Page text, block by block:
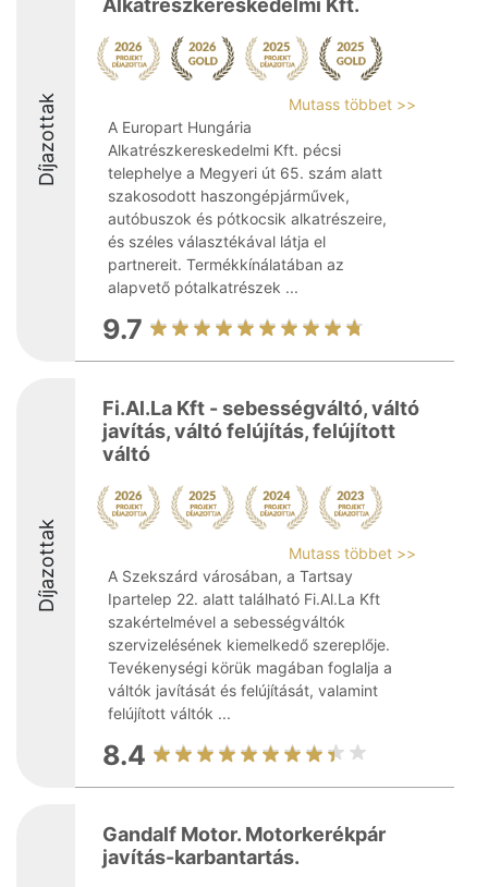
Díjazottak
Alkatrészkereskedelmi Kft.
Mutass többet >>
A Europart Hungária
Alkatrészkereskedelmi Kft. pécsi
telephelye a Megyeri út 65. szám alatt
szakosodott haszongépjárművek,
autóbuszok és pótkocsik alkatrészeire,
és széles választékával látja el
partnereit. Termékkínálatában az
alapvető pótalkatrészek ...
9.7
Díjazottak
Fi.Al.La Kft - sebességváltó, váltó
javítás, váltó felújítás, felújított
váltó
Mutass többet >>
A Szekszárd városában, a Tartsay
Ipartelep 22. alatt található Fi.Al.La Kft
szakértelmével a sebességváltók
szervizelésének kiemelkedő szereplője.
Tevékenységi körük magában foglalja a
váltók javítását és felújítását, valamint
felújított váltók ...
8.4
Gandalf Motor. Motorkerékpár
javítás-karbantartás.